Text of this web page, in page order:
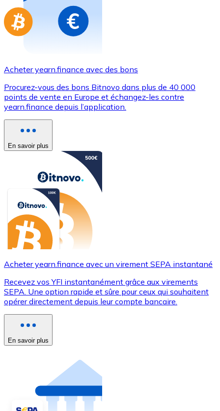
Acheter yearn.finance avec des bons
Procurez-vous des bons Bitnovo dans plus de 40 000
points de vente en Europe et échangez-les contre
yearn.finance depuis l’application.
En savoir plus
Acheter yearn.finance avec un virement SEPA instantané
Recevez vos YFI instantanément grâce aux virements
SEPA. Une option rapide et sûre pour ceux qui souhaitent
opérer directement depuis leur compte bancaire.
En savoir plus